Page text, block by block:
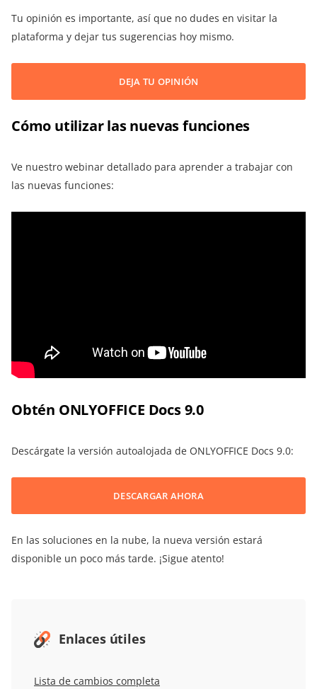
Tu opinión es importante, así que no dudes en visitar la
plataforma y dejar tus sugerencias hoy mismo.
DEJA TU OPINIÓN
Cómo utilizar las nuevas funciones
Ve nuestro webinar detallado para aprender a trabajar con
las nuevas funciones:
Obtén ONLYOFFICE Docs 9.0
Descárgate la versión autoalojada de ONLYOFFICE Docs 9.0:
DESCARGAR AHORA
En las soluciones en la nube, la nueva versión estará
disponible un poco más tarde. ¡Sigue atento!
Enlaces útiles
Lista de cambios completa